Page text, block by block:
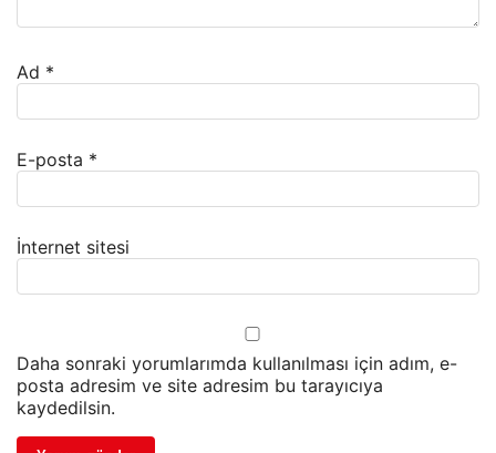
Ad *
E-posta *
İnternet sitesi
Daha sonraki yorumlarımda kullanılması için adım, e-
posta adresim ve site adresim bu tarayıcıya
kaydedilsin.